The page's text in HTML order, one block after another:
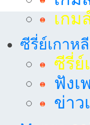
เกม
ซีรี่ย์เกาห
ซีรี่ย์
ฟังเ
ข่าว